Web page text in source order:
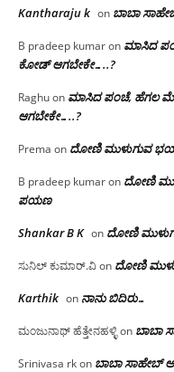
Kantharaju k on ಬಾಬಾ
B pradeep kumaron ಮಾಸಿದ
ಕೋಡ್ ಆಗಬೇಕೇ…..?‌
Raghuon ಮಾಸಿದ ಪಂಚೆ, ಹೆಗಲ
ಆಗಬೇಕೇ…..?‌
Prema on ದೋಣಿ ಮುಳುಗುವ
B pradeep kumaron ದೋಣಿ
ಪಯಣ
Shankar B K on ದೋಣಿ
ಸುನಿಲ್ ಕುಮಾರ್.ವಿon ದೋಣಿ
Karthik on ನಾನು ಬಿದಿರು…
ಮಂಜುನಾಥ್ ಹೆತ್ತೇನಹಳ್ಳಿon ಬಾಬಾ
Srinivasa rkon ಬಾಬಾ ಸಾಹೇಬ್